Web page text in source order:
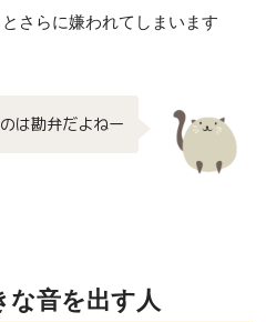
さらに嫌われてしまいます
は勘弁だよねー
な音を出す人